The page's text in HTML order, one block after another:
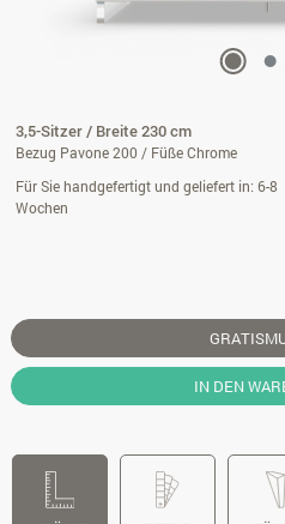
3,5-Sitzer / Breite 230 cm
Bezug Pavone 200 / Füße Chrome
Für Sie handgefertigt und geliefert in: 6-8
Wochen
IN DEN